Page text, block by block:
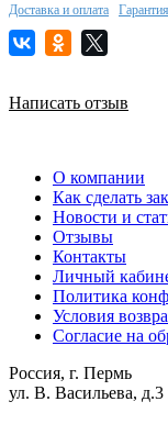
Доставка и оплата
Написать отзыв
О компании
Как сделать
Новости и
Отзывы
Контакты
Личный
Политика
Условия
Согласие на
Россия, г. Пермь
ул. В. Васильева,